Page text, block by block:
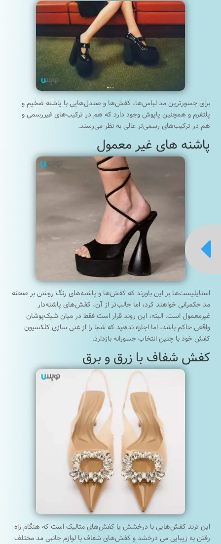
برای جسورترین مد لباس‌ها، کفش‌ها و صندل‌هایی با پاشنه ضخیم و
پلتفرم و همچنین پاپوش وجود دارد که هم در ترکیب‌های غیررسمی و
هم در ترکیب‌های رسمی‌تر عالی به نظر می‌رسند.
پاشنه های غیر معمول
استایلیست‌ها بر این باورند که کفش‌ها و پاشنه‌های رنگ روشن بر صحنه
مد حکمرانی خواهند کرد، اما جالب‌تر از آن، کفش‌های پاشنه‌دار
غیر‌معمول است. البته، این روند قرار است فقط در میان شیک‌پوشان
واقعی حاکم باشد، اما اجازه ندهید که شما را از غنی سازی کلکسیون
کفش خود با چنین انتخاب جسورانه بازدارد.
کفش شفاف با زرق و برق
این ترند کفش‌هایی با درخشش یا کفش‌های متالیک است که هنگام راه
رفتن به زیبایی می درخشد و کفش‌های شفاف با لوازم جانبی مد مختلف
